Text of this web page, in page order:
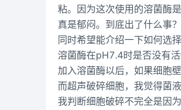
粘。因为这次使用的溶菌酶
真是郁闷。到底出了什么事
同时希望能介绍一下如何选
溶菌酶在pH7.4时是否没有
加入溶菌酶以后，如果细胞
而超声破碎细胞，我觉得菌
我判断细胞破碎不完全是因